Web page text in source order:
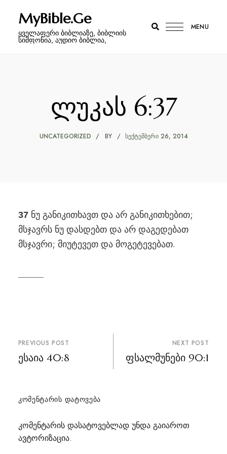
MyBible.Ge
ყველაფერი ბიბლიაზე, ბიბლიის
სიმფონია, აუდიო ბიბლია,
MENU
ლუკას 6:37
UNCATEGORIZED BY ᲡᲔᲥᲢᲔᲛᲑᲔᲠᲘ 26, 2014
37 ნუ განიკითხავთ და არ განიკითხებით;
მსჯავრს ნუ დასდებთ და არ დაგედებათ
მსჯავრი; მიუტევეთ და მოგეტევებათ.
პოსტის
ნავიგაცია
PREVIOUS POST
ესაია 40:8
NEXT POST
ფსალმუნები 90:1
ᲙᲝᲛᲔᲜᲢᲐᲠᲘᲡ ᲓᲐᲢᲝᲕᲔᲑᲐ
კომენტარის დასატოვებლად უნდა გაიაროთ
ავტორიზაცია.